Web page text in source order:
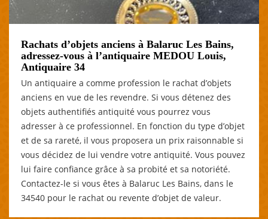
Rachats d’objets anciens à Balaruc Les Bains,
adressez-vous à l’antiquaire MEDOU Louis,
Antiquaire 34
Un antiquaire a comme profession le rachat d’objets
anciens en vue de les revendre. Si vous détenez des
objets authentifiés antiquité vous pourrez vous
adresser à ce professionnel. En fonction du type d’objet
et de sa rareté, il vous proposera un prix raisonnable si
vous décidez de lui vendre votre antiquité. Vous pouvez
lui faire confiance grâce à sa probité et sa notoriété.
Contactez-le si vous êtes à Balaruc Les Bains, dans le
34540 pour le rachat ou revente d’objet de valeur.